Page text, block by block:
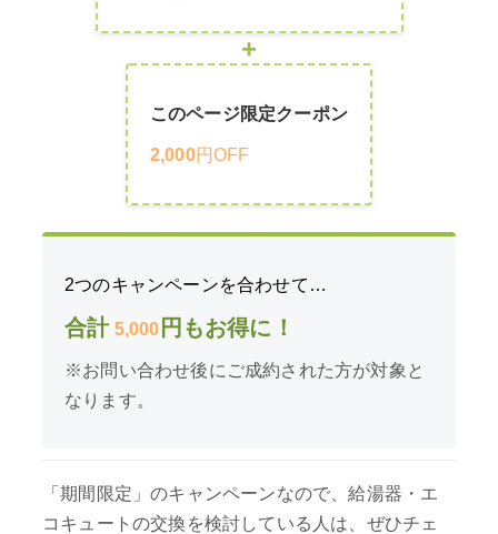
+
このページ限定クーポン
2,000円OFF
2つのキャンペーンを合わせて…
合計5,000 円もお得に！
※お問い合わせ後にご成約された方が対象と
なります。
「期間限定」のキャンペーンなので、給湯器・エ
コキュートの交換を検討している人は、ぜひチェ